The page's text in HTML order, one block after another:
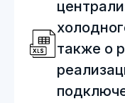
также о